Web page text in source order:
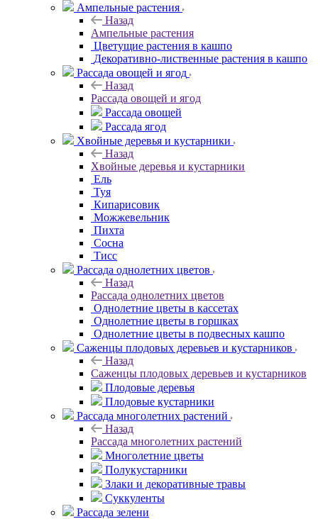
Ампельные растения
Назад
Ампельные растения
Цветущие растения в кашпо
Декоративно-лиственные растения в кашпо
Рассада овощей и ягод
Назад
Рассада овощей и ягод
Рассада овощей
Рассада ягод
Хвойные деревья и кустарники
Назад
Хвойные деревья и кустарники
Ель
Туя
Кипарисовик
Можжевельник
Пихта
Сосна
Тисc
Рассада однолетних цветов
Назад
Рассада однолетних цветов
Однолетние цветы в кассетах
Однолетние цветы в горшках
Однолетние цветы в подвесных кашпо
Саженцы плодовых деревьев и кустарников
Назад
Саженцы плодовых деревьев и кустарников
Плодовые деревья
Плодовые кустарники
Рассада многолетних растений
Назад
Рассада многолетних растений
Многолетние цветы
Полукустарники
Злаки и декоративные травы
Суккуленты
Рассада зелени